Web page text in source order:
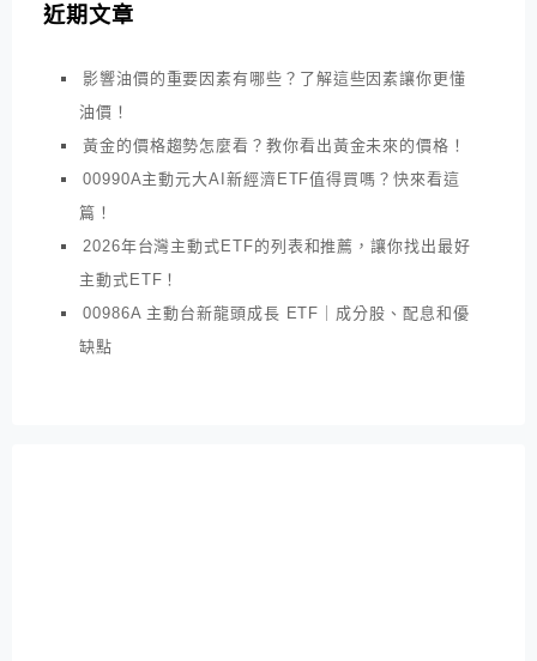
近期文章
影響油價的重要因素有哪些？了解這些因素讓你更懂
油價！
黃金的價格趨勢怎麼看？教你看出黃金未來的價格！
00990A主動元大AI新經濟ETF值得買嗎？快來看這
篇！
2026年台灣主動式ETF的列表和推薦，讓你找出最好
主動式ETF！
00986A 主動台新龍頭成長 ETF｜成分股、配息和優
缺點